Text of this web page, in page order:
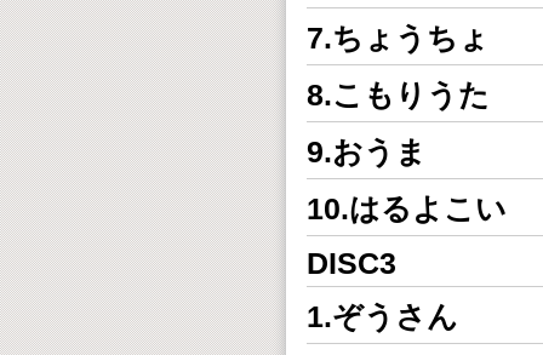
7.ちょうちょ
8.こもりうた
9.おうま
10.はるよこい
DISC3
1.ぞうさん